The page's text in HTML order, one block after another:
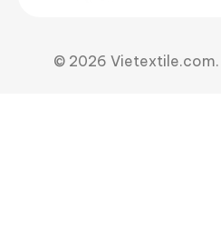
© 2026 Vietextile.com.